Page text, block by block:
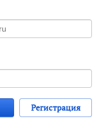
Регистрация